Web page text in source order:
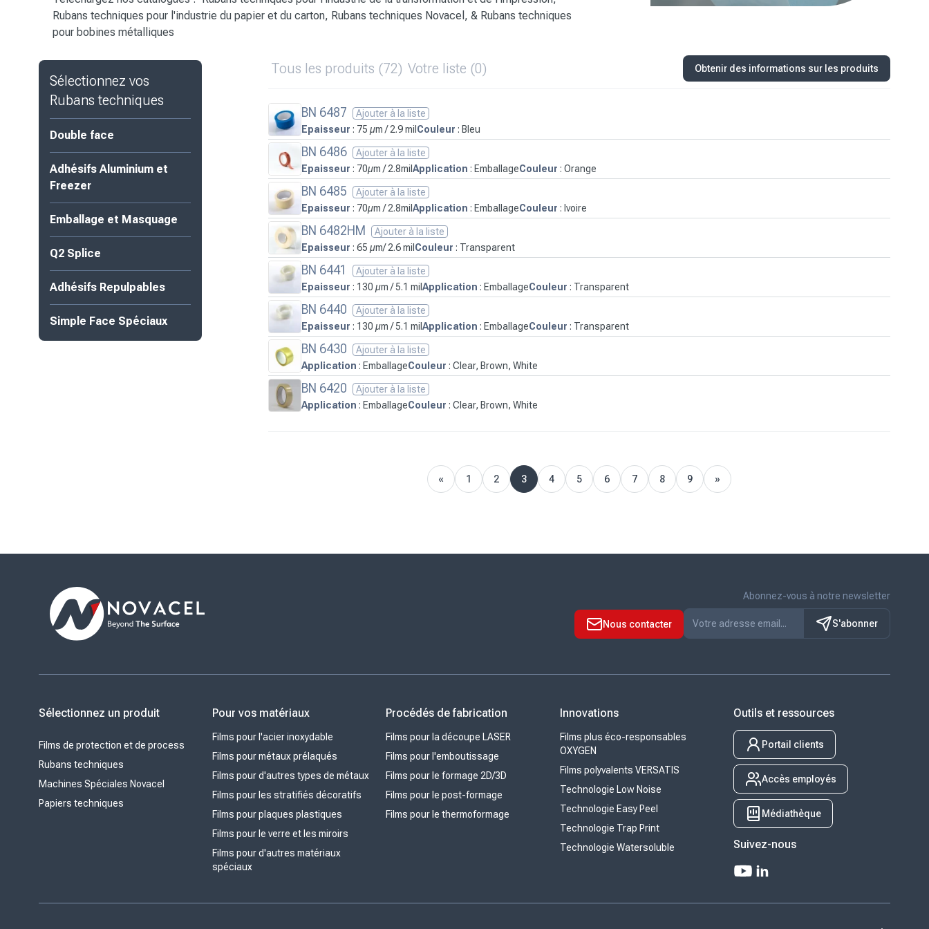
Rubans techniques pour l'industrie du papier et du carton, Rubans techniques Novacel , & Rubans techniques
pour bobines métalliques
Sélectionnez vos
Rubans techniques
Double face
Adhésifs Aluminium et
Freezer
Emballage et Masquage
Q2 Splice
Adhésifs Repulpables
Simple Face Spéciaux
Tous les produits (72) Votre liste (0) Obtenir des informations sur les produits
BN 6487
Ajouter à la liste
Epaisseur : 75 µm / 2.9 mil Couleur : Bleu
BN 6486
Ajouter à la liste
Epaisseur : 70µm / 2.8mil Application : EmballageCouleur : Orange
BN 6485
Ajouter à la liste
Epaisseur : 70µm / 2.8mil Application : EmballageCouleur : Ivoire
BN 6482HM
Ajouter à la liste
Epaisseur : 65 µm/ 2.6 mil Couleur : Transparent
BN 6441
Ajouter à la liste
Epaisseur : 130 µm / 5.1 mil Application : EmballageCouleur : Transparent
BN 6440
Ajouter à la liste
Epaisseur : 130 µm / 5.1 mil Application : EmballageCouleur : Transparent
BN 6430
Ajouter à la liste
Application : EmballageCouleur : Clear, Brown, White
BN 6420
Ajouter à la liste
Application : EmballageCouleur : Clear, Brown, White
Précédent
« 1 2 3 4 5 6 7 8 9
Suivant
»
Nous contacter
Abonnez-vous à notre newsletter
S'abonner
Sélectionnez un produit
Films de protection et de process
Rubans techniques
Machines Spéciales Novacel
Papiers techniques
Pour vos matériaux
Films pour l'acier inoxydable
Films pour métaux prélaqués
Films pour d'autres types de métaux
Films pour les stratifiés décoratifs
Films pour plaques plastiques
Films pour le verre et les miroirs
Films pour d'autres matériaux
spéciaux
Procédés de fabrication
Films pour la découpe LASER
Films pour l'emboutissage
Films pour le formage 2D/3D
Films pour le post-formage
Films pour le thermoformage
Innovations
Films plus éco-responsables
OXYGEN
Films polyvalents VERSATIS
Technologie Low Noise
Technologie Easy Peel
Technologie Trap Print
Technologie Watersoluble
Outils et ressources
Portail clients
Accès employés
Médiathèque
Suivez-nous